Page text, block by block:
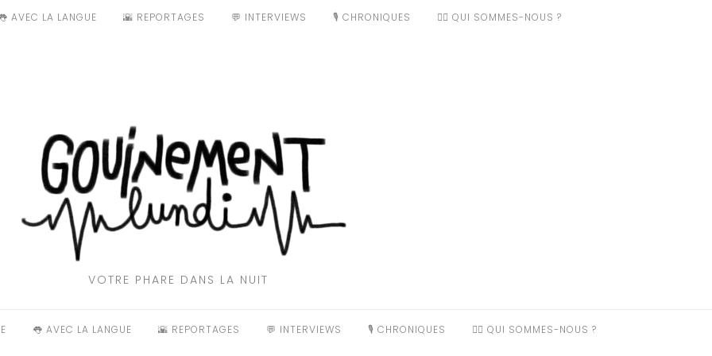
AVEC LA LANGUE 🌇 REPORTAGES 💬 INTERVIEWS 🎙️ CHRONIQUES ❤️‍🔥 QUI SOMMES-NOUS ?
VOTRE PHARE DANS LA NUIT
👅 AVEC LA LANGUE 🌇 REPORTAGES 💬 INTERVIEWS 🎙️ CHRONIQUES ❤️‍🔥 QUI SOMMES-NOUS ?